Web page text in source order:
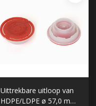
Uittrekbare uitloop van
HDPE/LDPE ø 57,0 mm